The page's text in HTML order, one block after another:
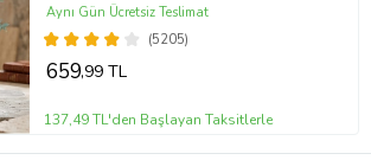
(5205)
Aynı Gün Ücretsiz Teslimat
659,99 TL
137,49 TL'den Başlayan Taksitlerle